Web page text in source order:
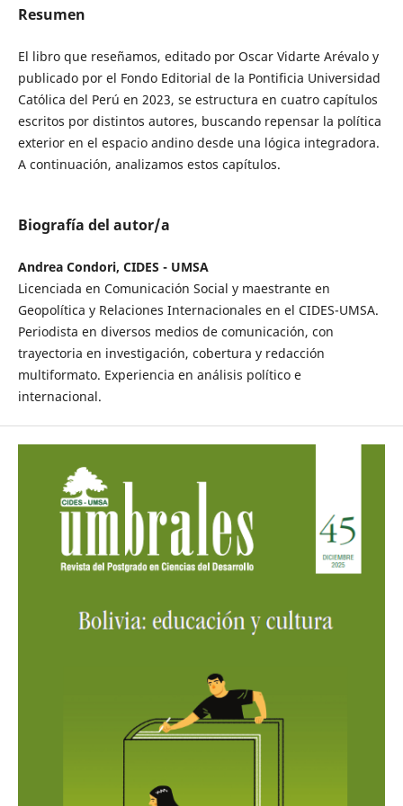
Resumen
El libro que reseñamos, editado por Oscar Vidarte Arévalo y
publicado por el Fondo Editorial de la Pontificia Universidad
Católica del Perú en 2023, se estructura en cuatro capítulos
escritos por distintos autores, buscando repensar la política
exterior en el espacio andino desde una lógica integradora.
A continuación, analizamos estos capítulos.
Biografía del autor/a
Andrea Condori, CIDES - UMSA
Licenciada en Comunicación Social y maestrante en
Geopolítica y Relaciones Internacionales en el CIDES-UMSA.
Periodista en diversos medios de comunicación, con
trayectoria en investigación, cobertura y redacción
multiformato. Experiencia en análisis político e
internacional.